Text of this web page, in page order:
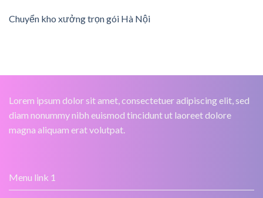
Chuyển kho xưởng trọn gói Hà Nội
Lorem ipsum dolor sit amet, consectetuer adipiscing elit, sed
diam nonummy nibh euismod tincidunt ut laoreet dolore
magna aliquam erat volutpat.
Menu link 1